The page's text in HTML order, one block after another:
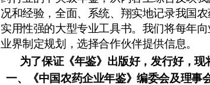
况和经验，全面、系统、翔实地记录我国
实用性强的大型专业工具书。我们将每年
业界制定规划，选择合作伙伴提供信息。
为了保证《年鉴》出版好，发行好，现
一、《中国农药企业年鉴》编委会及理事